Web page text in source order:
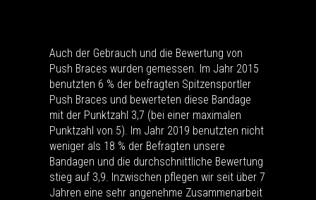
Auch der Gebrauch und die Bewertung von
Push Braces wurden gemessen. Im Jahr 2015
benutzten 6 % der befragten Spitzensportler
Push Braces und bewerteten diese Bandage
mit der Punktzahl 3,7 (bei einer maximalen
Punktzahl von 5). Im Jahr 2019 benutzten nicht
weniger als 18 % der Befragten unsere
Bandagen und die durchschnittliche Bewertung
stieg auf 3,9. Inzwischen pflegen wir seit über 7
Jahren eine sehr angenehme Zusammenarbeit